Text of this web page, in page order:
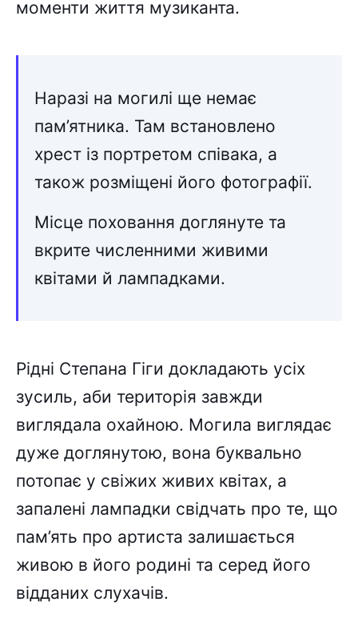
моменти життя музиканта.
Наразі на могилі ще немає
пам’ятника. Там встановлено
хрест із портретом співака, а
також розміщені його фотографії.
Місце поховання доглянуте та
вкрите численними живими
квітами й лампадками.
Рідні Степана Гіги докладають усіх
зусиль, аби територія завжди
виглядала охайною. Могила виглядає
дуже доглянутою, вона буквально
потопає у свіжих живих квітах, а
запалені лампадки свідчать про те, що
пам’ять про артиста залишається
живою в його родині та серед його
відданих слухачів.